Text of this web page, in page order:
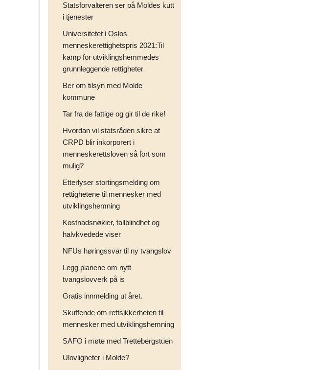
Statsforvalteren ser på Moldes kutt
i tjenester
Universitetet i Oslos
menneskerettighetspris 2021:Til
kamp for utviklingshemmedes
grunnleggende rettigheter
Ber om tilsyn med Molde
kommune
Tar fra de fattige og gir til de rike!
Hvordan vil statsråden sikre at
CRPD blir inkorporert i
menneskerettsloven så fort som
mulig?
Etterlyser stortingsmelding om
rettighetene til mennesker med
utviklingshemning
Kostnadsnøkler, tallblindhet og
halvkvedede viser
NFUs høringssvar til ny tvangslov
Legg planene om nytt
tvangslovverk på is
Gratis innmelding ut året.
Skuffende om rettsikkerheten til
mennesker med utviklingshemning
SAFO i møte med Trettebergstuen
Ulovligheter i Molde?